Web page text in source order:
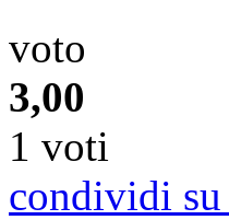
voto
3,00
1 voti
condividi su